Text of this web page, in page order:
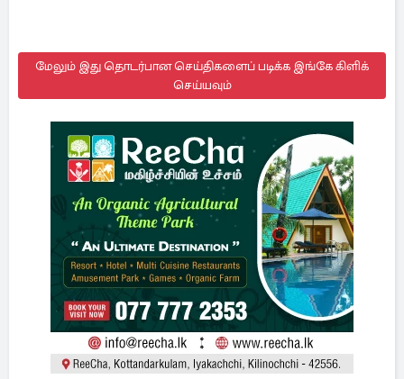
மேலும் இது தொடர்பான செய்திகளைப் படிக்க இங்கே கிளிக்
செய்யவும்